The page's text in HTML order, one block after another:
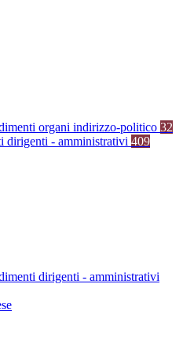
organi indirizzo-politico 32
dirigenti - amministrativi 409
dirigenti - amministrativi